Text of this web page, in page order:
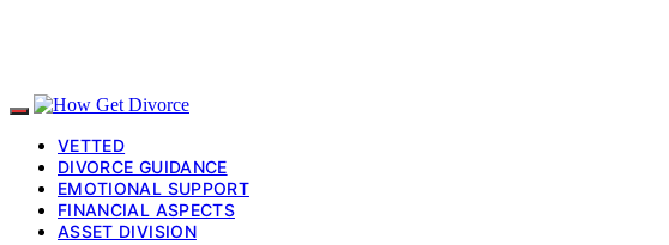
VETTED
DIVORCE GUIDANCE
EMOTIONAL SUPPORT
FINANCIAL ASPECTS
ASSET DIVISION